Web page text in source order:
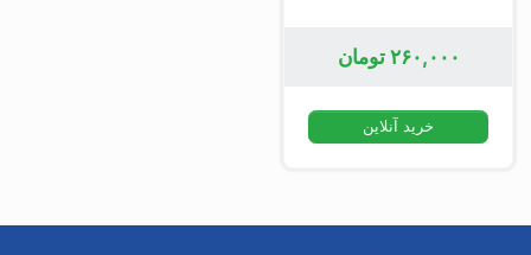
۲۶۰,۰۰۰ تومان
خرید آنلاین